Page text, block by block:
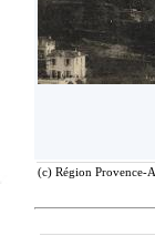
(c) Région Provence-